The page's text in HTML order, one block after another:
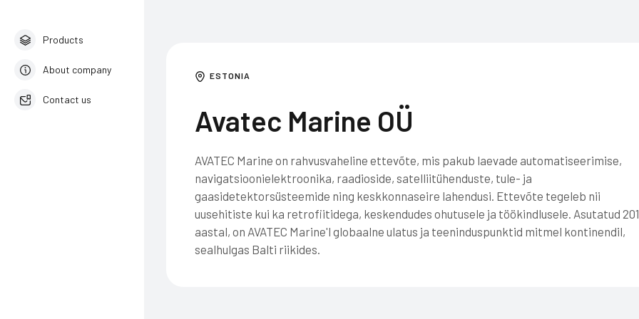
Products
About company
Contact us
ESTONIA
Avatec Marine OÜ
AVATEC Marine on rahvusvaheline ettevõte, mis pakub laevade automatiseerimise,
navigatsioonielektroonika, raadioside, satelliitühenduste, tule- ja
gaasidetektorsüsteemide ning keskkonnaseire lahendusi. Ettevõte tegeleb nii
uusehitiste kui ka retrofiitidega, keskendudes ohutusele ja töökindlusele. Asutatud
aastal, on AVATEC Marine'l globaalne ulatus ja teeninduspunktid mitmel kontinendil,
sealhulgas Balti riikides.